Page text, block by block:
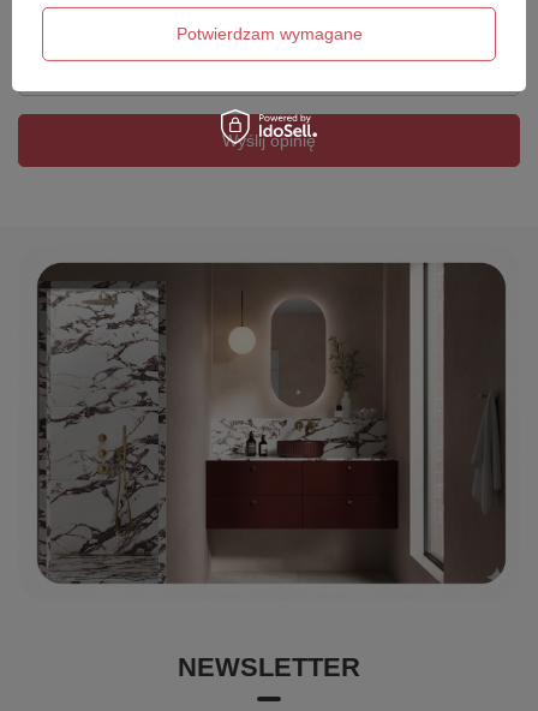
Twoje imię
Wyślij opinię
NEWSLETTER
Potwierdzam wymagane